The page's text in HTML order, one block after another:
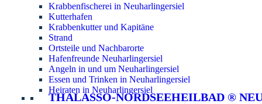
Krabbenfischerei in Neuharlingersiel
Kutterhafen
Krabbenkutter und Kapitäne
Strand
Ortsteile und Nachbarorte
Hafenfreunde Neuharlingersiel
Angeln in und um Neuharlingersiel
Essen und Trinken in Neuharlingersiel
Heiraten in Neuharlingersiel
THALASSO-NORDSEEHEILBAD ®